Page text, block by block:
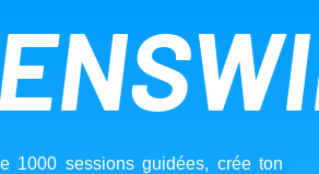
1000 sessions guidées, crée ton